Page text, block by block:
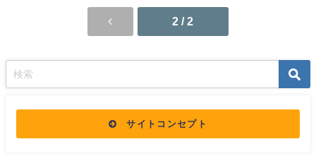
2 / 2
サイトコンセプト